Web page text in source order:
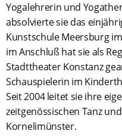
Yogalehrerin und
absolvierte sie das
Kunstschule Meersburg
im Anschluß hat sie als
Stadttheater Konstanz
Schauspielerin im
Seit 2004 leitet sie ihre
zeitgenössischen Tanz
Kornelimünster.